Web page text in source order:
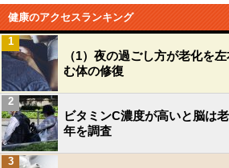
健康のアクセスランキング
（1）夜の過ごし方が老化を
む体の修復
1
ビタミンC濃度が高いと脳は
年を調査
2
3